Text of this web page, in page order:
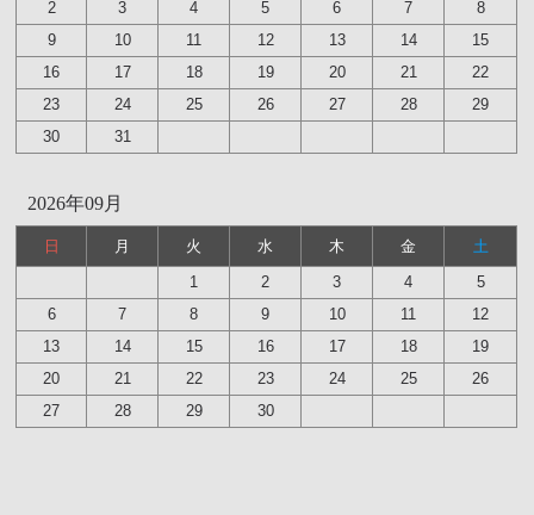
2
3 4 5 6 7
8
9
10 11 12 13 14
15
16
17 18 19 20 21
22
23
24 25 26 27 28
29
30
31
2026年09月
日 月 火 水 木 金
土
1
2 3 4
5
6
7 8 9 10 11
12
13
14 15 16 17 18
19
20
21 22 23 24 25
26
27
28 29 30